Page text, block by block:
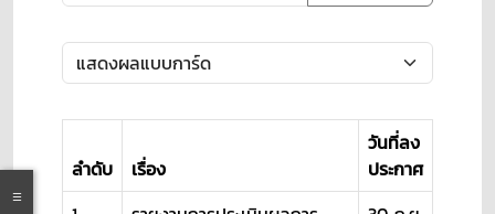
ลำดับ เรื่อง
วันที่ลง
ประกาศ